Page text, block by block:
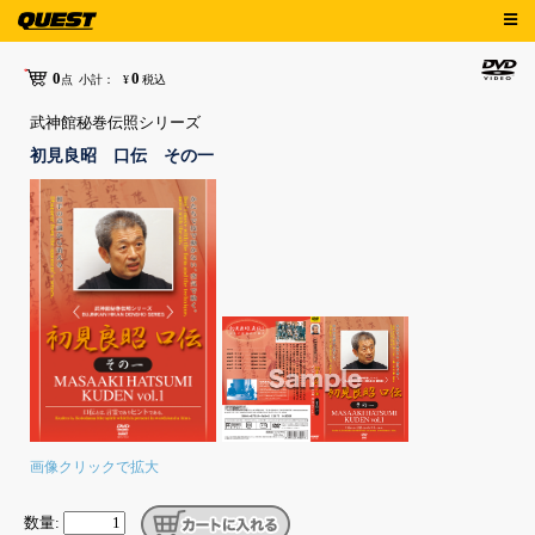
0点 小計： ¥0 税込
武神館秘巻伝照シリーズ
初見良昭 口伝 その一
画像クリックで拡大
数量: